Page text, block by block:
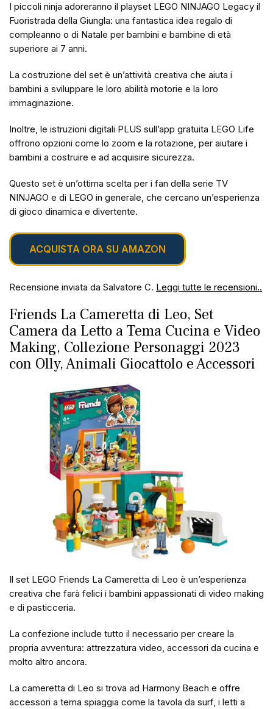
I piccoli ninja adoreranno il playset LEGO NINJAGO Legacy il
Fuoristrada della Giungla: una fantastica idea regalo di
compleanno o di Natale per bambini e bambine di età
superiore ai 7 anni.
La costruzione del set è un’attività creativa che aiuta i
bambini a sviluppare le loro abilità motorie e la loro
immaginazione.
Inoltre, le istruzioni digitali PLUS sull’app gratuita LEGO Life
offrono opzioni come lo zoom e la rotazione, per aiutare i
bambini a costruire e ad acquisire sicurezza.
Questo set è un’ottima scelta per i fan della serie TV
NINJAGO e di LEGO in generale, che cercano un’esperienza
di gioco dinamica e divertente.
ACQUISTA ORA SU AMAZON
Recensione inviata da Salvatore C. Leggi tutte le recensioni..
Friends La Cameretta di Leo, Set
Camera da Letto a Tema Cucina e Video
Making, Collezione Personaggi 2023
con Olly, Animali Giocattolo e Accessori
Il set LEGO Friends La Cameretta di Leo è un’esperienza
creativa che farà felici i bambini appassionati di video making
e di pasticceria.
La confezione include tutto il necessario per creare la
propria avventura: attrezzatura video, accessori da cucina e
molto altro ancora.
La cameretta di Leo si trova ad Harmony Beach e offre
accessori a tema spiaggia come la tavola da surf, i letti a